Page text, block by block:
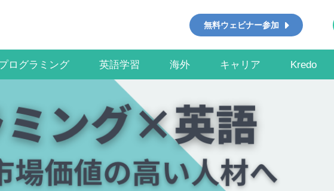
無料ウェビナー参加
ログラミング 英語学習 海外 キャリア Kredo